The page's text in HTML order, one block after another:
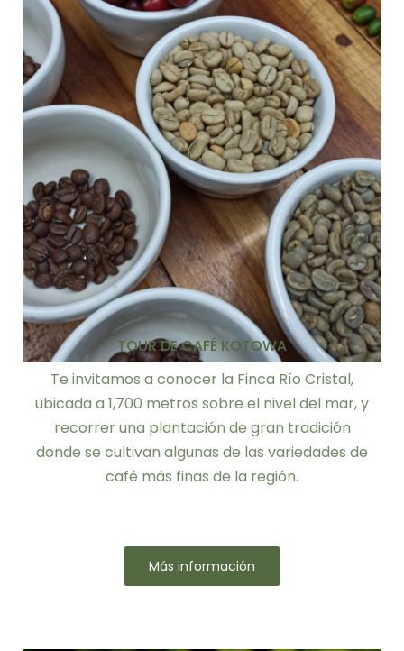
TOUR DE CAFÉ KOTOWA
Te invitamos a conocer la Finca Río Cristal,
ubicada a 1,700 metros sobre el nivel del mar, y
recorrer una plantación de gran tradición
donde se cultivan algunas de las variedades de
café más finas de la región.
Más información